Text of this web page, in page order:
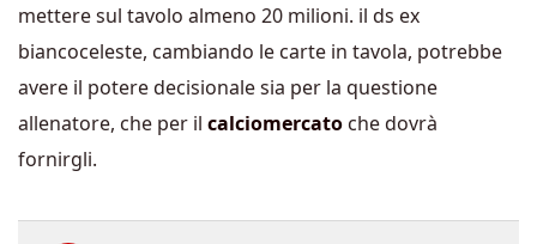
mettere sul tavolo almeno 20 milioni. il ds ex
biancoceleste, cambiando le carte in tavola, potrebbe
avere il potere decisionale sia per la questione
allenatore, che per il calciomercato che dovrà
fornirgli.